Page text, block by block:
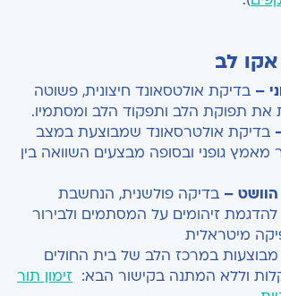
אקו לב
בדיקת אולטסאונד חיצונית, פשוטה
תפוקת הלב ותפקוד הלב ומסתמיו.
בדיקת אולטרסאונד שמבוצעת במצב
מאמץ גופני ובסופה מבצעים השוואה בין
– בדיקה פולשנית, הנחשבת
זיהומים על המסתמים ולבירור
מיטראלית
מבוצעות במרכז הלב של בית החולים
וללא המתנה בקישור הבא: זימון תור